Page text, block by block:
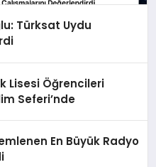
Türksat Uydu
Lisesi Öğrencileri
Seferi’nde
En Büyük Radyo